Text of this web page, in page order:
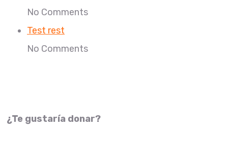
No Comments
Test rest
No Comments
¿Te gustaría donar?